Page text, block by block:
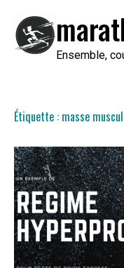
contenu
Ensemble,
Étiquette : masse